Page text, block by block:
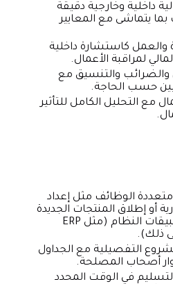
داخلية وخارجية دقيقة
يتماشى مع المعايير
والعمل كاستشارة داخلية
لمراقبة الأعمال.
والضرائب والتنسيق مع
حسب الحاجة.
مع التحليل الكامل للتأثير
الوظائف مثل إعداد
أو إطلاق المنتجات الجديدة
أو طرح المتاجر أو تطبيقات النظام (مثل ERP
ذلك).
التفصيلية مع الجداول
أصحاب المصلحة.
في الوقت المحدد